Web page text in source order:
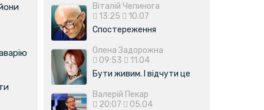
Віталій Чепинога
13:25
10.07
Спостереження
Олена Задорожна
09:53
11.04
Бути живим. І відчути це
Валерій Пекар
20:07
05.04